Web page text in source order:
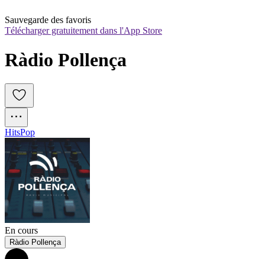
Sauvegarde des favoris
Télécharger gratuitement dans l'App Store
Ràdio Pollença
HitsPop
En cours
Ràdio Pollença